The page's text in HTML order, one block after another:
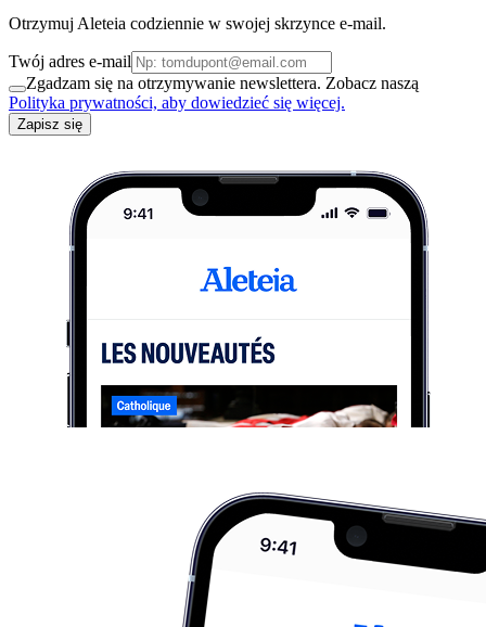
Otrzymuj Aleteia codziennie w swojej skrzynce e-mail.
Twój adres e-mail
Zgadzam się na otrzymywanie newslettera. Zobacz naszą
Polityka prywatności, aby dowiedzieć się więcej.
Zapisz się